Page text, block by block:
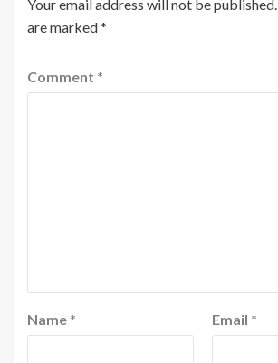
Your email address will not be published.
are marked*
Comment *
Name * Email *